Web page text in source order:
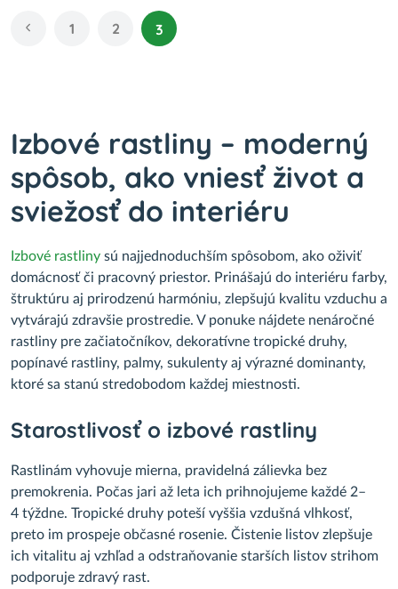
1 2 3
Izbové rastliny – moderný
spôsob, ako vniesť život a
sviežosť do interiéru
Izbové rastliny sú najjednoduchším spôsobom, ako oživiť
domácnosť či pracovný priestor. Prinášajú do interiéru farby,
štruktúru aj prirodzenú harmóniu, zlepšujú kvalitu vzduchu a
vytvárajú zdravšie prostredie. V ponuke nájdete nenáročné
rastliny pre začiatočníkov, dekoratívne tropické druhy,
popínavé rastliny, palmy, sukulenty aj výrazné dominanty,
ktoré sa stanú stredobodom každej miestnosti.
Starostlivosť o izbové rastliny
Rastlinám vyhovuje mierna, pravidelná zálievka bez
premokrenia. Počas jari až leta ich prihnojujeme každé 2–
4 týždne. Tropické druhy poteší vyššia vzdušná vlhkosť,
preto im prospeje občasné rosenie. Čistenie listov zlepšuje
ich vitalitu aj vzhľad a odstraňovanie starších listov strihom
podporuje zdravý rast.